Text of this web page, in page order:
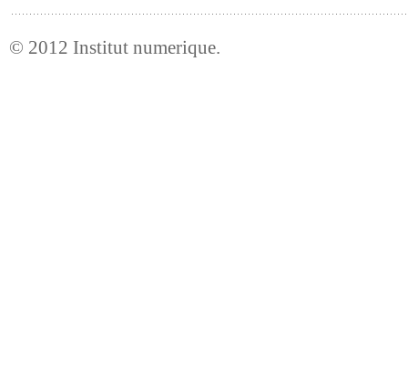
© 2012 Institut numerique.